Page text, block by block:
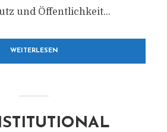
und Öffentlichkeit...
WEITERLESEN